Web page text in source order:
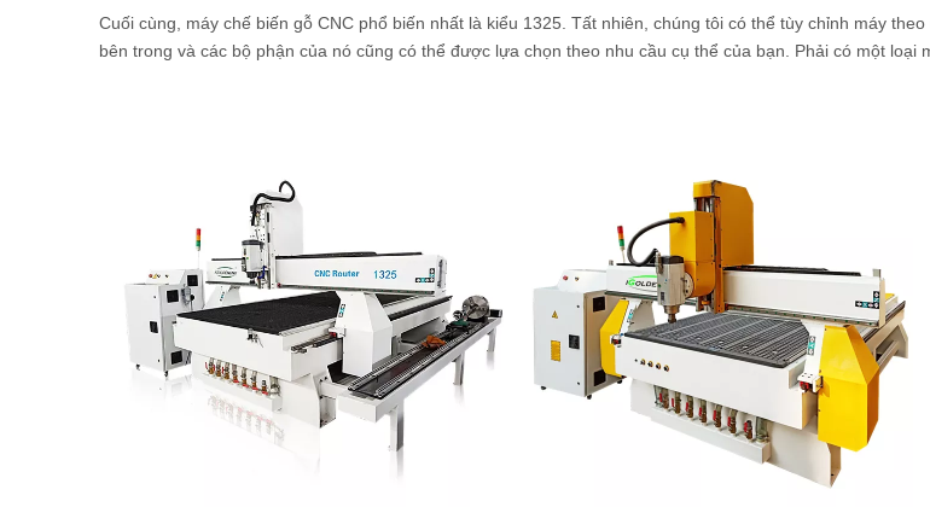
Cuối cùng, máy chế biến gỗ CNC phổ biến nhất là kiểu 1325. Tất nhiên, chúng tôi có thể tùy chỉnh máy
bên trong và các bộ phận của nó cũng có thể được lựa chọn theo nhu cầu cụ thể của bạn. Phải có một loại